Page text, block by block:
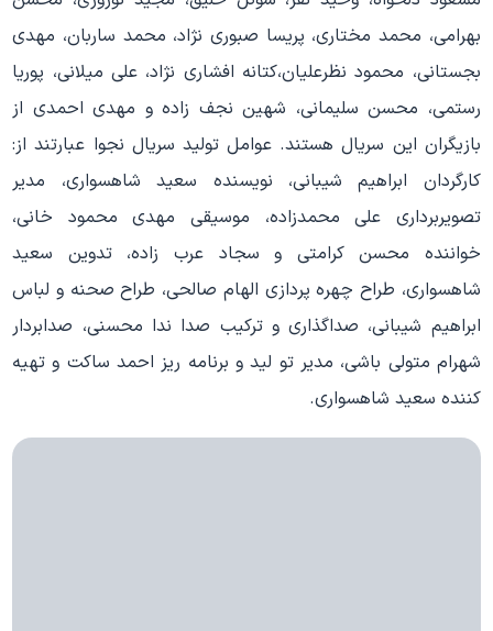
بهرامی، محمد مختاری، پریسا صبوری نژاد، محمد ساربان، مهدی
بجستانی، محمود نظرعلیان،کتانه افشاری نژاد، علی میلانی، پوریا
رستمی، محسن سلیمانی، شهین نجف زاده و مهدی احمدی از
بازیگران این سریال هستند. عوامل تولید سریال نجوا عبارتند از:
کارگردان ابراهیم شیبانی، نویسنده سعید شاهسواری، مدیر
تصویربرداری علی محمدزاده، موسیقی مهدی محمود خانی،
خواننده محسن کرامتی و سجاد عرب زاده، تدوین سعید
شاهسواری، طراح چهره پردازی الهام صالحی، طراح صحنه و لباس
ابراهیم شیبانی، صداگذاری و ترکیب صدا ندا محسنی، صدابردار
شهرام متولی باشی، مدیر تو لید و برنامه ریز احمد ساکت و تهیه
کننده سعید شاهسواری.